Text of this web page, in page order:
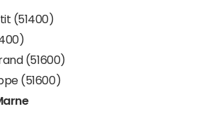
(51400)
(51600)
(51600)